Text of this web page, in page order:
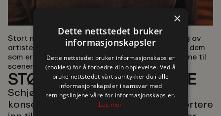
Stort nettverk:
Gjennom et langt liv med booking av
artister kjenner bookingansvarlig Tor Schjølberg dem
som er verdt å kjenne, for å finne de rette artistene til
scenen på Bar Moskus.
STØTTER LÅTSKRIVERNE
Schjølbergs inntrykk er at de fleste
konsertarrangører er flinke til å rapportere
×
Dette nettstedet bruker
informasjonskapsler
Dette nettstedet bruker informasjonskapsler
(cookies) for å forbedre din opplevelse. Ved å
bruke nettstedet vårt samtykker du i alle
informasjonskapsler i samsvar med
retningslinjene våre for informasjonskapsler.
Les mer